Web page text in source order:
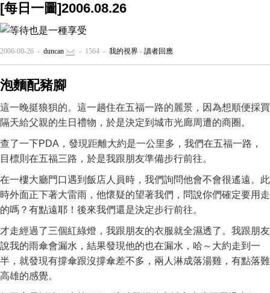
[每日一圖]2006.08.26
2006-08-26 - duncan - 1564 - 我的視界 - 讀者回應
泡麵配豬腳
這一晚挺狼狽的。這一趟住在五福一路的麗景，因為想順便採買
隔天給父親的生日禮物，於是決定到城市光廊周遭的商圈。
查了一下PDA，發現距離大約是一公里多，我們在五福一路，
目標則在五福三路，於是我跟朋友準備步行前往。
在一樓大廳門口遇到飯店人員時，我們詢問他會不會很遙遠。此
時外面正下著大雷雨，他懷疑的望著我們，問說你們確定要用走
的嗎？有點遠耶！後來我們還是決定步行前往。
才走經過了三個紅綠燈，我跟朋友的衣服就全濕透了。我跟朋友
說我的雨傘會漏水，結果發現他的也在漏水，哈～大約走到一
半，就發現有撐傘跟沒撐傘差不多，兩人淋成落湯雞，有點落難
高雄的感覺。